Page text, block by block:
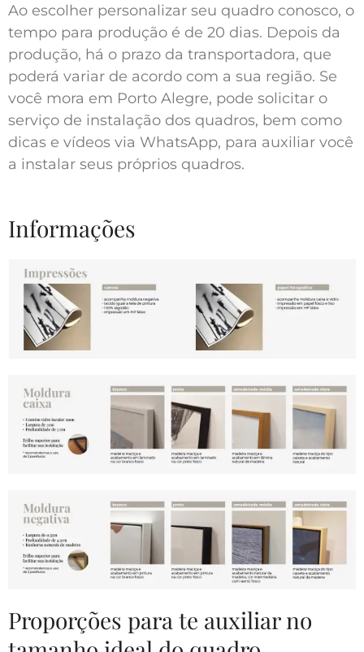
Ao escolher personalizar seu quadro conosco, o
tempo para produção é de 20 dias. Depois da
produção, há o prazo da transportadora, que
poderá variar de acordo com a sua região. Se
você mora em Porto Alegre, pode solicitar o
serviço de instalação dos quadros, bem como
dicas e vídeos via WhatsApp, para auxiliar você
a instalar seus próprios quadros.
Informações
Proporções para te auxiliar no